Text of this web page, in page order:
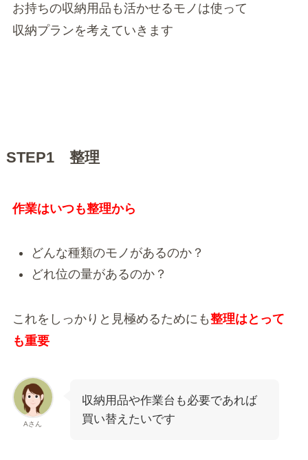
お持ちの収納用品も活かせるモノは使って
収納プランを考えていきます
STEP1 整理
作業はいつも整理から
どんな種類のモノがあるのか？
どれ位の量があるのか？
これをしっかりと見極めるためにも整理はとって
も重要
Aさん
収納用品や作業台も必要であれば
買い替えたいです